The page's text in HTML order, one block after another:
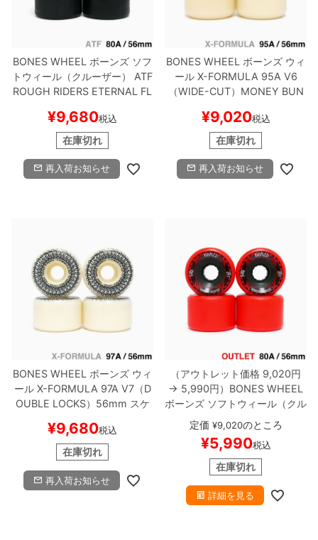
BONES WHEEL ボーンズ ソフ
トウィール（クルーザー）
ATF
ROUGH RIDERS ETERNAL FL
トボード スケボー
¥9,680税込
在庫切れ
再入荷お知らせ
BONES WHEEL ボーンズ ウィ
ールX-FORMULA 95A V6
（WIDE-CUT） MONEY BUN
ケボー
¥9,020税込
在庫切れ
再入荷お知らせ
BONES WHEEL ボーンズ ウィ
ールX-FORMULA 97A V7（D
OUBLE LOCKS） 56mm スケ
¥9,680税込
在庫切れ
再入荷お知らせ
（アウトレット価格 9,020円
→ 5,990円） BONES WHEEL
ボーンズ ソフトウィール（クル
ーザー）ATF ROUGH RIDERS
RUNNERS（80A）赤 56mm
在庫処分スケートボード スケ
ボー
定価 ¥9,020のところ
¥5,990税込
在庫切れ
詳細を見る